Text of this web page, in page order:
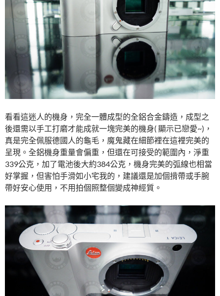
看看這迷人的機身，完全一體成型的全鋁合金鑄造，成型之
後還需以手工打磨才能成就一塊完美的機身( 顯示已戀愛~)，
真是完全佩服德國人的龜毛，魔鬼藏在細節裡在這裡完美的
呈現。全鋁機身重量會偏重，但還在可接受的範圍內，淨重
339公克，加了電池後大約384公克，機身完美的弧線也相當
好掌握，但害怕手滑如小宅我的，建議還是加個揹帶或手腕
帶好安心使用，不用拍個照整個變成神經質。